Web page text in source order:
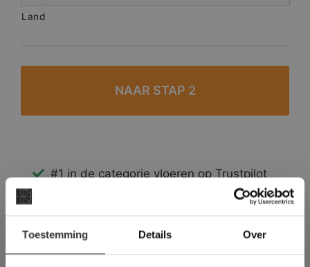
Toestemming Details Over
Land
#1 in de categorie vloeren op Trustpilot
Binnen 24 uur een passende offerte
Meer dan 500 m2 showroom
Deze website maakt
gebruik van cookies.